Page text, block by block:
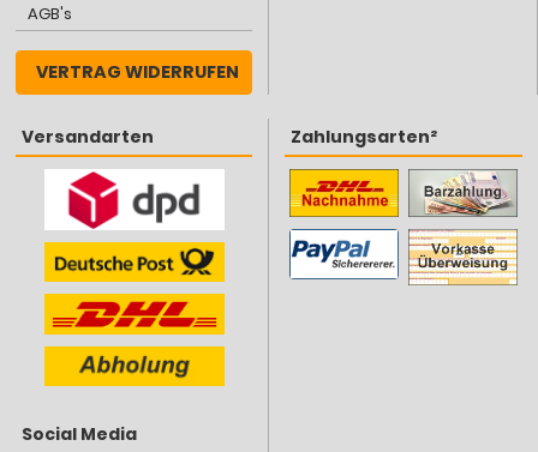
AGB's
VERTRAG WIDERRUFEN
Versandarten
Social Media
Zahlungsarten²